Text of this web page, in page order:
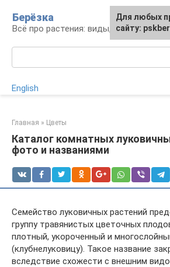
контенту
Берёзка
Всё про растения: виды,
English
Главная » Цветы
Каталог комнатных
фото и названиями
Семейство луковичных растений
группу травянистых цветочных
плотный, укороченный и
(клубнелуковицу). Такое название
вследствие схожести с внешним
Для любых
сайту: